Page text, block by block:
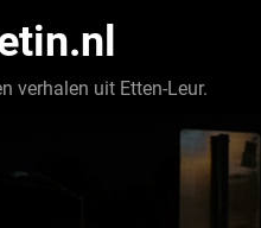
verhalen uit Etten-Leur.